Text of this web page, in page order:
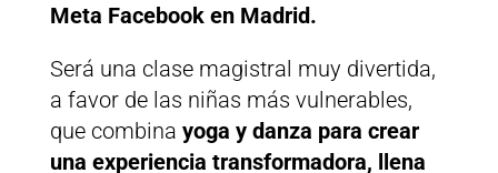
Meta Facebook en Madrid.
Será una clase magistral muy divertida,
a favor de las niñas más vulnerables,
que combina yoga y danza para crear
una experiencia transformadora, llena